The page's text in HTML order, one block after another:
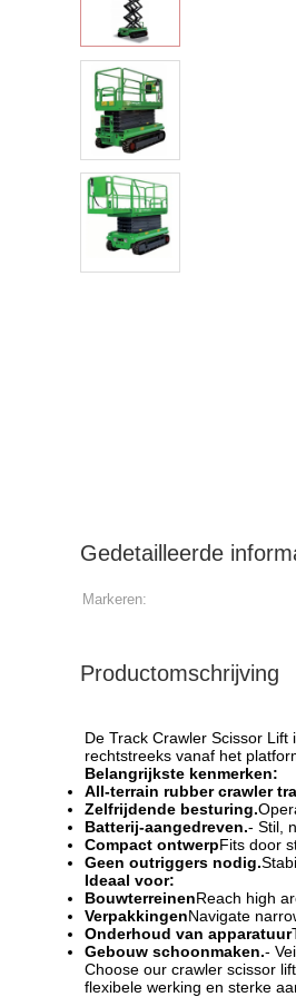
Gedetailleerde
Markeren:
Productomschrijving
De Track Crawler Scissor
rechtstreeks vanaf het
Belangrijkste kenmerken:
All-terrain rubber crawler
Zelfrijdende besturing.
Batterij-aangedreven.- Stil,
Compact ontwerpFits door
Geen outriggers nodig.
Ideaal voor:
BouwterreinenReach high
VerpakkingenNavigate
Onderhoud van apparatuur
Gebouw schoonmaken.-
Choose our crawler scissor
flexibele werking en sterke